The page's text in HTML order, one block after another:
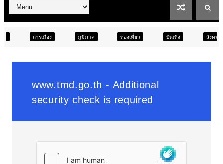
ภูมิภาค ท่องเที่ยว บันเทิง สังคม ภูมิภาค